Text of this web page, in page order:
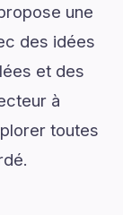
une
des idées
et des
à
toutes